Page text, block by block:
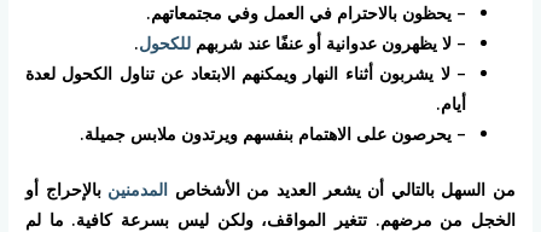
– يحظون بالاحترام في العمل وفي مجتمعاتهم.
– لا يظهرون عدوانية أو عنفًا عند شربهمللكحول.
– لا يشربون أثناء النهار ويمكنهم الابتعاد عن تناول الكحول لعدة
أيام.
– يحرصون على الاهتمام بنفسهم ويرتدون ملابس جميلة.
من السهل بالتالي أن يشعر العديد من الأشخاص المدمنين بالإحراج أو
الخجل من مرضهم. تتغير المواقف، ولكن ليس بسرعة كافية. ما لم